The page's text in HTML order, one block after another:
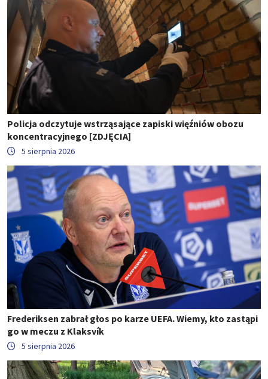
Policja odczytuje wstrząsające zapiski więźniów obozu
koncentracyjnego [ZDJĘCIA]
5 sierpnia 2026
Frederiksen zabrał głos po karze UEFA. Wiemy, kto zastąpi
go w meczu z Klaksvík
5 sierpnia 2026